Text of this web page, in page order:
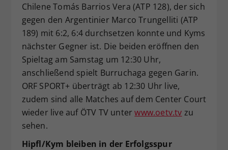
Chilene Tomás Barrios Vera (ATP 128), der sich
gegen den Argentinier Marco Trungelliti (ATP
189) mit 6:2, 6:4 durchsetzen konnte und Kyms
nächster Gegner ist. Die beiden eröffnen den
Spieltag am Samstag um 12:30 Uhr,
anschließend spielt Burruchaga gegen Garin.
ORF SPORT+ überträgt ab 12:30 Uhr live,
zudem sind alle Matches auf dem Center Court
wieder live auf ÖTV TV unterwww.oetv.tv zu
sehen.
Hipfl/Kym bleiben in der Erfolgsspur